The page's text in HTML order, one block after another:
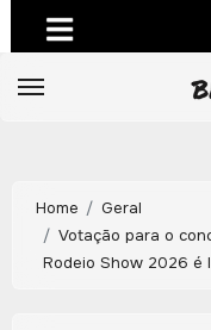
Home
Geral
Votação para o
Rodeio Show 2026 é